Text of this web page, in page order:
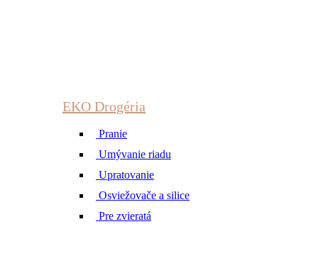
EKO Drogéria
Pranie
Umývanie riadu
Upratovanie
Osviežovače a silice
Pre zvieratá